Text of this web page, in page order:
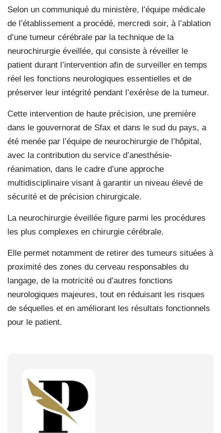
Selon un communiqué du ministère, l’équipe médicale
de l’établissement a procédé, mercredi soir, à l’ablation
d’une tumeur cérébrale par la technique de la
neurochirurgie éveillée, qui consiste à réveiller le
patient durant l’intervention afin de surveiller en temps
réel les fonctions neurologiques essentielles et de
préserver leur intégrité pendant l’exérèse de la tumeur.
Cette intervention de haute précision, une première
dans le gouvernorat de Sfax et dans le sud du pays, a
été menée par l’équipe de neurochirurgie de l’hôpital,
avec la contribution du service d’anesthésie-
réanimation, dans le cadre d’une approche
multidisciplinaire visant à garantir un niveau élevé de
sécurité et de précision chirurgicale.
La neurochirurgie éveillée figure parmi les procédures
les plus complexes en chirurgie cérébrale.
Elle permet notamment de retirer des tumeurs situées à
proximité des zones du cerveau responsables du
langage, de la motricité ou d’autres fonctions
neurologiques majeures, tout en réduisant les risques
de séquelles et en améliorant les résultats fonctionnels
pour le patient.